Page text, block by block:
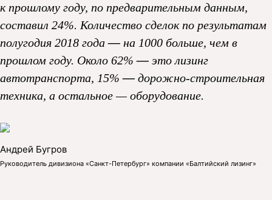
к прошлому году, по предварительным данным,
составил 24%. Количество сделок по результатам
полугодия 2018 года— на 1000 больше, чем в
прошлом году. Около 62%— это лизинг
автотранспорта, 15%— дорожно-строительная
техника, а остальное — оборудование.
Андрей Бугров
Руководитель дивизиона «Санкт-Петербург» компании «Балтийский лизинг»